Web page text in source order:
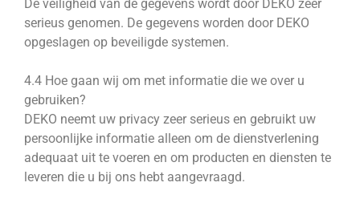
De veiligheid van de gegevens wordt door DEKO zeer
serieus genomen. De gegevens worden door DEKO
opgeslagen op beveiligde systemen.
4.4 Hoe gaan wij om met informatie die we over u
gebruiken?
DEKO neemt uw privacy zeer serieus en gebruikt uw
persoonlijke informatie alleen om de dienstverlening
adequaat uit te voeren en om producten en diensten te
leveren die u bij ons hebt aangevraagd.